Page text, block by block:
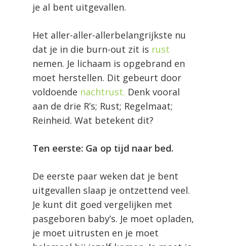
je al bent uitgevallen.
Het aller-aller-allerbelangrijkste nu
dat je in die burn-out zit is rust
nemen. Je lichaam is opgebrand en
moet herstellen. Dit gebeurt door
voldoende nachtrust. Denk vooral
aan de drie R’s; Rust; Regelmaat;
Reinheid. Wat betekent dit?
Ten eerste: Ga op tijd naar bed.
De eerste paar weken dat je bent
uitgevallen slaap je ontzettend veel.
Je kunt dit goed vergelijken met
pasgeboren baby’s. Je moet opladen,
je moet uitrusten en je moet